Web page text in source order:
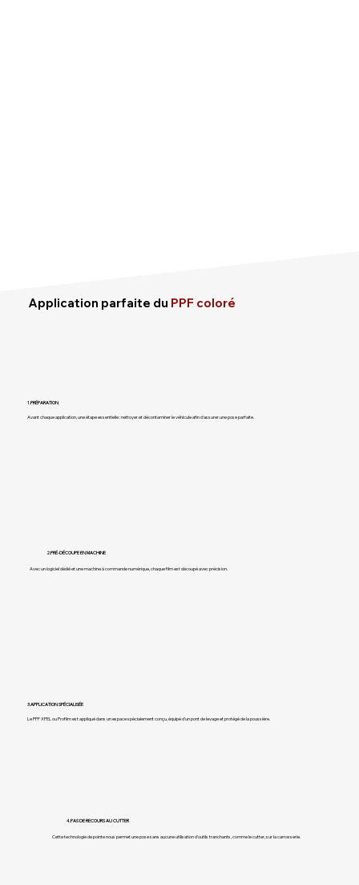
Application parfaite du PPF coloré
1.PRÉPARATION
Avant chaque application, une étape essentielle : nettoyer et décontaminer le véhicule afin d'assurer une pose parfaite.
2.PRÉ-DÉCOUPE EN MACHINE
Avec un logiciel dédié et une machine à commande numérique, chaque film est découpé avec précision.
3.APPLICATION SPÉCIALISÉE
Le PPF XPEL ou Profilm est appliqué dans un espace spécialement conçu, équipé d’un pont de levage et protégé de la poussière.
4.PAS DE RECOURS AU CUTTER
Cette technologie de pointe nous permet une pose sans aucune utilisation d'outils tranchants, comme le cutter, sur la carrosserie.